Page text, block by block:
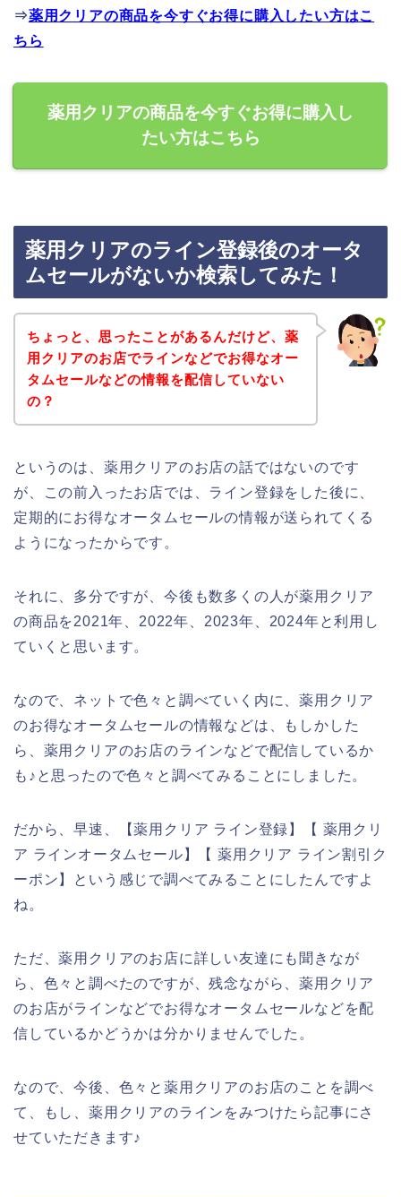
⇒薬用クリアの商品を今すぐお得に購入したい方はこ
ちら
薬用クリアの商品を今すぐお得に購入し
たい方はこちら
薬用クリアのライン登録後のオータ
ムセールがないか検索してみた！
ちょっと、思ったことがあるんだけど、薬
用クリアのお店でラインなどでお得なオー
タムセールなどの情報を配信していない
の？
というのは、薬用クリアのお店の話ではないのです
が、この前入ったお店では、ライン登録をした後に、
定期的にお得なオータムセールの情報が送られてくる
ようになったからです。
それに、多分ですが、今後も数多くの人が薬用クリア
の商品を2021年、2022年、2023年、2024年と利用し
ていくと思います。
なので、ネットで色々と調べていく内に、薬用クリア
のお得なオータムセールの情報などは、もしかした
ら、薬用クリアのお店のラインなどで配信しているか
も♪と思ったので色々と調べてみることにしました。
だから、早速、【薬用クリア ライン登録】【 薬用クリ
ア ラインオータムセール】【 薬用クリア ライン割引ク
ーポン】という感じで調べてみることにしたんですよ
ね。
ただ、薬用クリアのお店に詳しい友達にも聞きなが
ら、色々と調べたのですが、残念ながら、薬用クリア
のお店がラインなどでお得なオータムセールなどを配
信しているかどうかは分かりませんでした。
なので、今後、色々と薬用クリアのお店のことを調べ
て、もし、薬用クリアのラインをみつけたら記事にさ
せていただきます♪